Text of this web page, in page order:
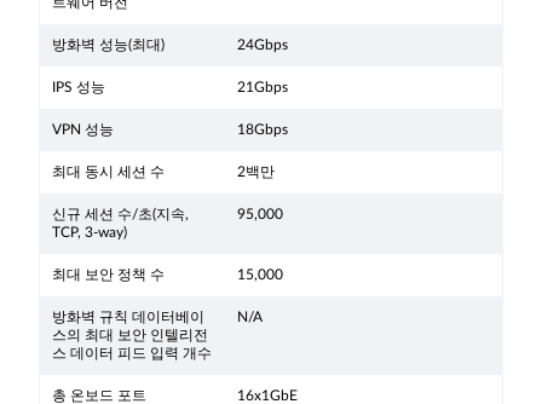
방화벽 성능(최대) 24Gbps
IPS 성능 21Gbps
VPN 성능 18Gbps
최대 동시 세션 수 2백만
신규 세션 수/초(지속,
TCP, 3-way)
95,000
최대 보안 정책 수 15,000
방화벽 규칙 데이터베이
스의 최대 보안 인텔리전
스 데이터 피드 입력 개수
N/A
총 온보드 포트
16x1GbE